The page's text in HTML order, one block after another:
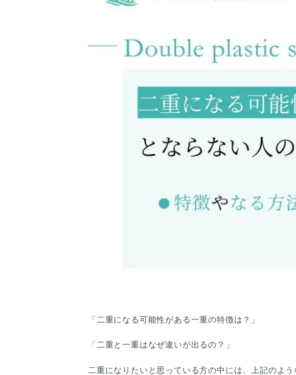
「二重になる可能性がある一重の特徴は？」
「二重と一重はなぜ違いが出るの？」
二重になりたいと思っている方の中には、上記のよ